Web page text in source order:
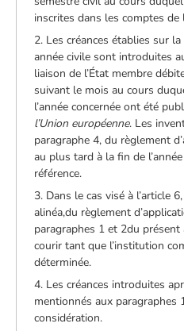
inscrites dans les comptes de
2. Les créances établies sur
année civile sont introduites
liaison de l’État membre
suivant le mois au cours
l’année concernée ont été
l’Union européenne. Les
paragraphe 4, du règlement
au plus tard à la fin de
référence.
3. Dans le cas visé à l’article
alinéa,du règlement
paragraphes 1 et 2du
courir tant que l’institution
déterminée.
4. Les créances introduites
mentionnés aux paragraphes
considération.